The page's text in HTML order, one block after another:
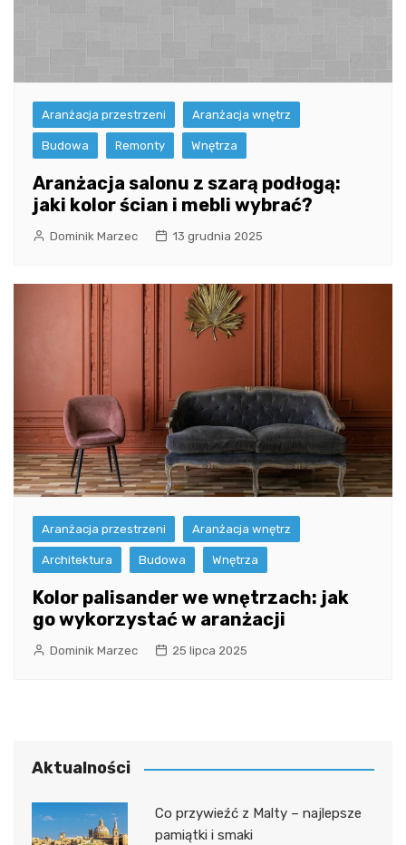
Aranżacja przestrzeni Aranżacja wnętrz
Budowa Remonty Wnętrza
Aranżacja salonu z szarą podłogą:
jaki kolor ścian i mebli wybrać?
Dominik Marzec 13 grudnia 2025
Aranżacja przestrzeni Aranżacja wnętrz
Architektura Budowa Wnętrza
Kolor palisander we wnętrzach: jak
go wykorzystać w aranżacji
Dominik Marzec 25 lipca 2025
Aktualności
Co przywieźć z Malty – najlepsze
pamiątki i smaki